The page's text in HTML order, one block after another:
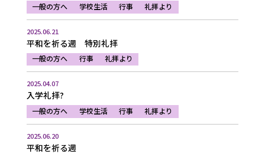
一般の方へ 学校生活 行事 礼拝より
2025.06.21
平和を祈る週 特別礼拝
一般の方へ 行事 礼拝より
2025.04.07
入学礼拝?
一般の方へ 学校生活 行事 礼拝より
2025.06.20
平和を祈る週